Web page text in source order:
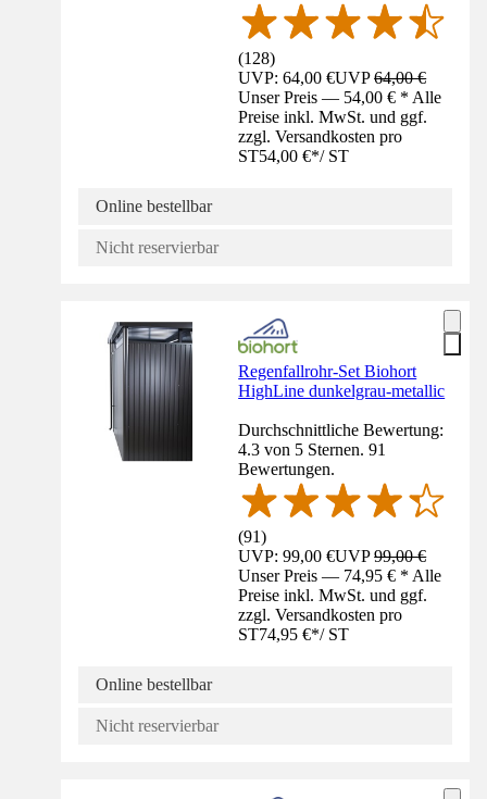
(128)
UVP: 64,00 €UVP64,00 €
Unser Preis — 54,00 € * Alle
Preise inkl. MwSt. und ggf.
zzgl. Versandkosten pro
ST54,00 €*/ ST
Online bestellbar
Nicht reservierbar
Regenfallrohr-Set Biohort
HighLine dunkelgrau-metallic
Durchschnittliche Bewertung:
4.3 von 5 Sternen. 91
Bewertungen.
(91)
UVP: 99,00 €UVP99,00 €
Unser Preis — 74,95 € * Alle
Preise inkl. MwSt. und ggf.
zzgl. Versandkosten pro
ST74,95 €*/ ST
Online bestellbar
Nicht reservierbar